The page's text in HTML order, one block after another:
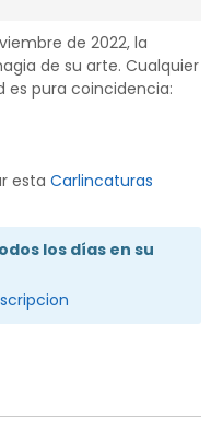
de 2022, la
de su arte. Cualquier
es pura coincidencia:
esta Carlincaturas
los días en su